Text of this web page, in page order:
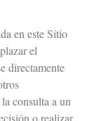
en este Sitio
el
directamente
consulta a un